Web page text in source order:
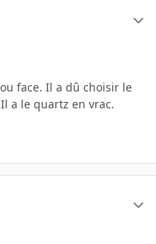
face. Il a dû choisir le
a le quartz en vrac.